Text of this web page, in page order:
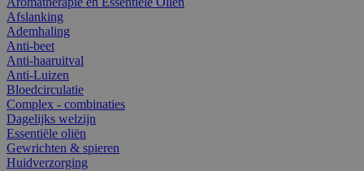
Afslanking
Ademhaling
Anti-beet
Anti-haaruitval
Anti-Luizen
Bloedcirculatie
Complex - combinaties
Dagelijks welzijn
Essentiële oliën
Gewrichten & spieren
Huidverzorging